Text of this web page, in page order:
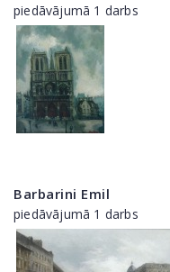
piedāvājumā 1 darbs
Barbarini Emil
piedāvājumā 1 darbs